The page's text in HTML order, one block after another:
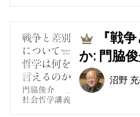
3
『戦
か: 門脇
沼野